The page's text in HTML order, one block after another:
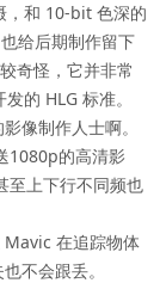
，和 10-bit 色深的
给后期制作留下
奇怪，它并非常
的 HLG 标准。
像制作人士啊。
1080p的高清影
至上下行不同频也
在追踪物体
不会跟丢。